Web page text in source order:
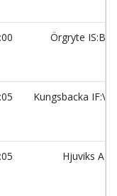
Örgryte IS:Blå
Kungsbacka IF:Vit
Hjuviks AIK